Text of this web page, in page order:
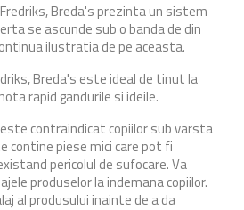
Breda's prezinta un sistem
se ascunde sub o banda de din
ilustratia de pe aceasta.
Breda's este ideal de tinut la
rapid gandurile si ideile.
contraindicat copiilor sub varsta
contine piese mici care pot fi
pericolul de sufocare. Va
produselor la indemana copiilor.
al produsului inainte de a da